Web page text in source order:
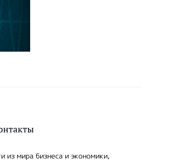
из мира бизнеса и экономики,